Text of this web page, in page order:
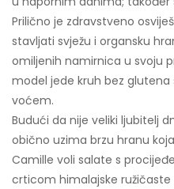
Prilično je zdravstveno
stavljati svježu i organsku
omiljenih namirnica u svoju
model jede kruh bez glutena
voćem.
Budući da nije veliki ljubitelj
obično uzima brzu hranu
Camille voli salate s
crticom himalajske ružičaste